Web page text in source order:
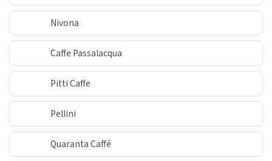
Nivona
Caffe Passalacqua
Pitti Caffe
Pellini
Quaranta Caffé